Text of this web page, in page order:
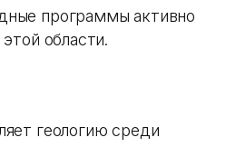
программы активно
области.
геологию среди